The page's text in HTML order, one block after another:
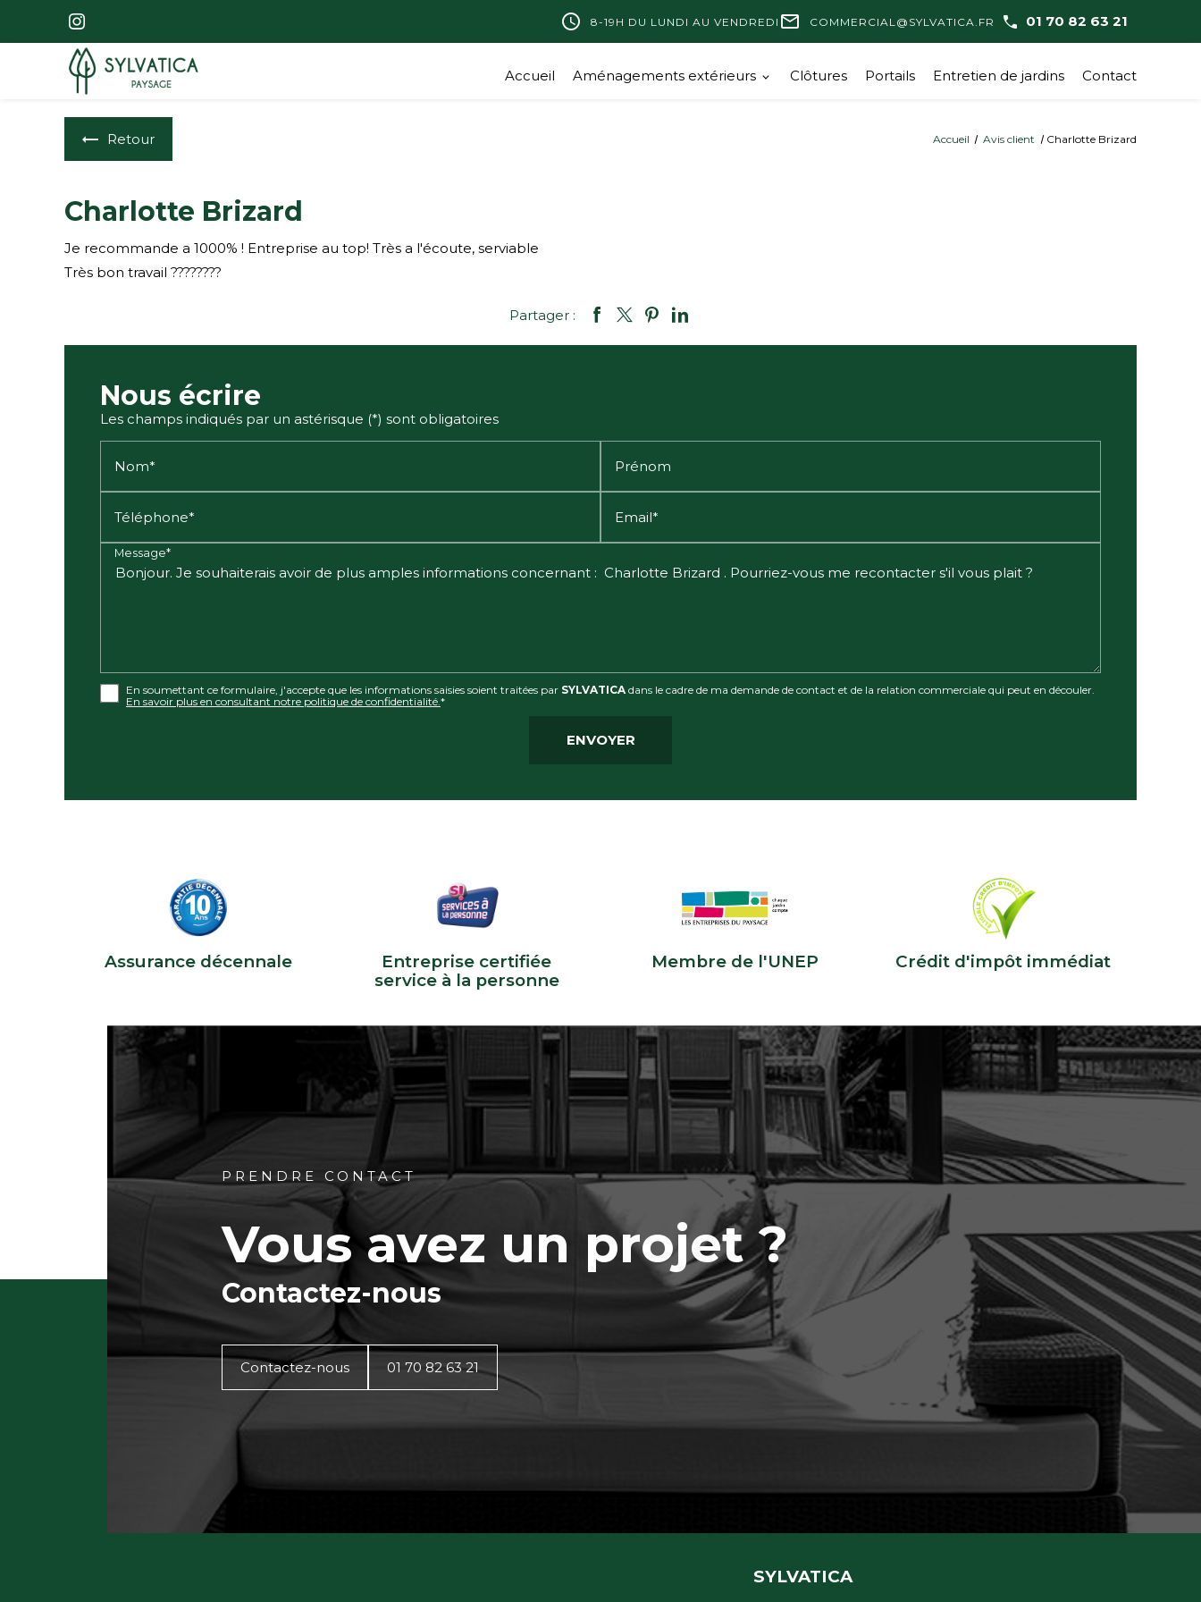
query_builder 8-19H DU LUNDI AU VENDREDI mail_outline COMMERCIAL@SYLVATICA.FR 01 70 82 63 21
Accueil Aménagements extérieurs Clôtures Portails Entretien de jardins Contact
Accueil Avis client Charlotte Brizard
Retour
Charlotte Brizard
Je recommande a 1000% ! Entreprise au top! Très a l'écoute, serviable
Très bon travail ????????
Partager :
Nous écrire
Les champs indiqués par un astérisque (*) sont obligatoires
Nom* Prénom
Téléphone* Email*
Message*
En soumettant ce formulaire, j'accepte que les informations saisies soient traitées par SYLVATICAdans le cadre de ma demande de contact et de la relation commerciale qui peut en découler.
En savoir plus en consultant notre politique de confidentialité.*
Assurance décennale
Entreprise certifiée
service à la personne
Membre de l'UNEP Crédit d'impôt immédiat
PRENDRE CONTACT
Vous avez un projet ?
Contactez-nous
Contactez-nous 01 70 82 63 21
SYLVATICA